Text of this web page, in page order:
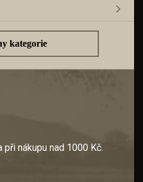
kategorie
při nákupu nad 1000 Kč.